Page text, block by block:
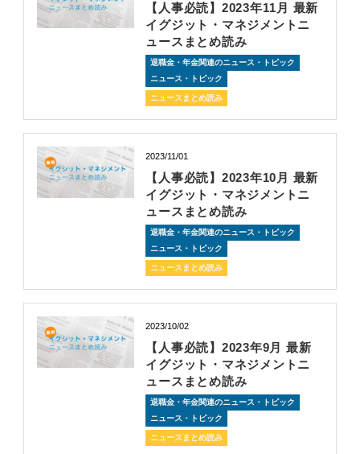
【人事必読】2023年11月 最新
イグジット・マネジメントニ
ュースまとめ読み
退職金・年金関連のニュース・トピック
ニュース・トピック
ニュースまとめ読み
2023/11/01
【人事必読】2023年10月 最新
イグジット・マネジメントニ
ュースまとめ読み
退職金・年金関連のニュース・トピック
ニュース・トピック
ニュースまとめ読み
2023/10/02
【人事必読】2023年9月 最新
イグジット・マネジメントニ
ュースまとめ読み
退職金・年金関連のニュース・トピック
ニュース・トピック
ニュースまとめ読み